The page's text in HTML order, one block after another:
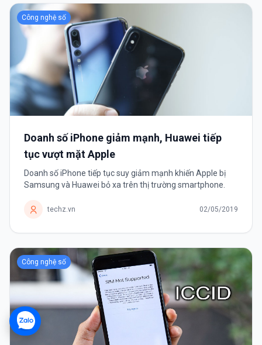
Công nghệ số
Doanh số iPhone giảm mạnh, Huawei tiếp
tục vượt mặt Apple
Doanh số iPhone tiếp tục suy giảm mạnh khiến Apple bị
Samsung và Huawei bỏ xa trên thị trường smartphone.
techz.vn 02/05/2019
Công nghệ số